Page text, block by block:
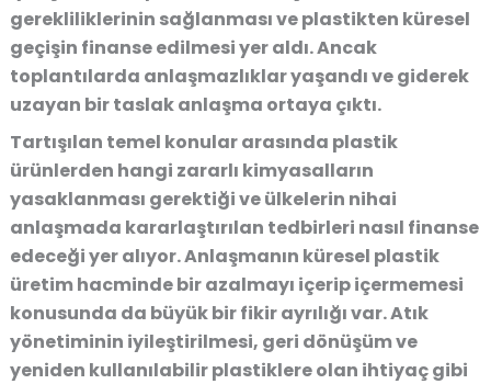
gerekliliklerinin sağlanması ve plastikten küresel
geçişin finanse edilmesi yer aldı. Ancak
toplantılarda anlaşmazlıklar yaşandı ve giderek
uzayan bir taslak anlaşma ortaya çıktı.
Tartışılan temel konular arasında plastik
ürünlerden hangi zararlı kimyasalların
yasaklanması gerektiği ve ülkelerin nihai
anlaşmada kararlaştırılan tedbirleri nasıl finanse
edeceği yer alıyor. Anlaşmanın küresel plastik
üretim hacminde bir azalmayı içerip içermemesi
konusunda da büyük bir fikir ayrılığı var. Atık
yönetiminin iyileştirilmesi, geri dönüşüm ve
yeniden kullanılabilir plastiklere olan ihtiyaç gibi